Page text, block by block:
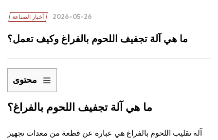
أخبار الصناعة 2026-05-26
ما هي آلة تجفيف اللحوم بالفراغ وكيف تعمل؟
محتوى
1
ما
آلة
ما هي آلة تجفيف اللحوم بالفراغ؟
آلة تقليب اللحوم بالفراغ هي عبارة عن قطعة من معدات تجهيز